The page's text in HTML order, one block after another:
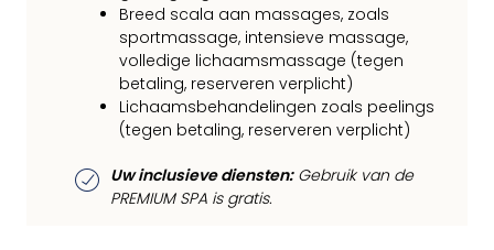
Breed scala aan massages, zoals
sportmassage, intensieve massage,
volledige lichaamsmassage (tegen
betaling, reserveren verplicht)
Lichaamsbehandelingen zoals peelings
(tegen betaling, reserveren verplicht)
Uw inclusieve diensten:Gebruik van de
PREMIUM SPA is gratis.